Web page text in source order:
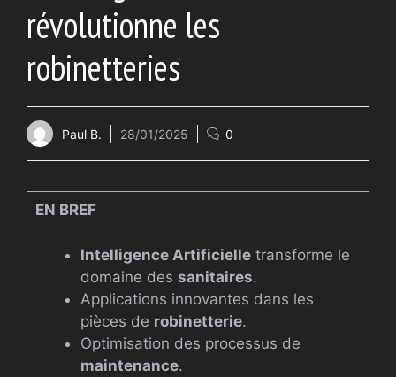
révolutionne les
robinetteries
Paul B. 28/01/2025 0
EN BREF
Intelligence Artificielletransforme le
domaine des sanitaires.
Applications innovantes dans les
pièces de robinetterie.
Optimisation des processus de
maintenance.